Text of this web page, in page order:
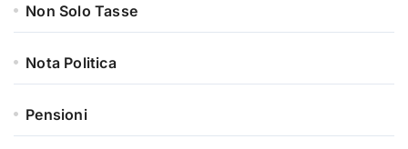
Non Solo Tasse
Nota Politica
Pensioni